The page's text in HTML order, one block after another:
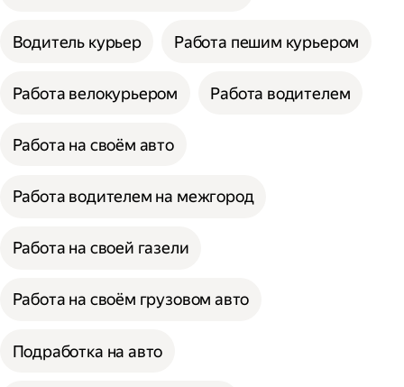
Водитель курьер Работа пешим курьером
Работа велокурьером Работа водителем
Работа на своём авто
Работа водителем на межгород
Работа на своей газели
Работа на своём грузовом авто
Подработка на авто